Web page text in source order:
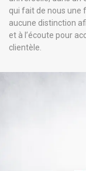
qui fait de nous une
aucune distinction
et à l’écoute pour
clientèle.